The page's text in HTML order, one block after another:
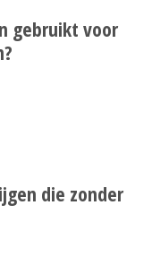
gebruikt voor
die zonder